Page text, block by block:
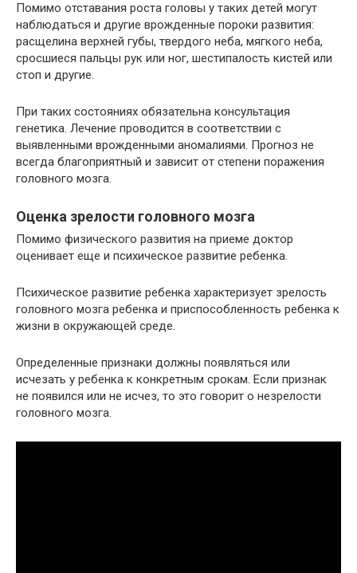
Помимо отставания роста головы у таких детей могут
наблюдаться и другие врожденные пороки развития:
расщелина верхней губы, твердого неба, мягкого неба,
сросшиеся пальцы рук или ног, шестипалость кистей или
стоп и другие.
При таких состояниях обязательна консультация
генетика. Лечение проводится в соответствии с
выявленными врожденными аномалиями. Прогноз не
всегда благоприятный и зависит от степени поражения
головного мозга.
Оценка зрелости головного мозга
Помимо физического развития на приеме доктор
оценивает еще и психическое развитие ребенка.
Психическое развитие ребенка характеризует зрелость
головного мозга ребенка и приспособленность ребенка к
жизни в окружающей среде.
Определенные признаки должны появляться или
исчезать у ребенка к конкретным срокам. Если признак
не появился или не исчез, то это говорит о незрелости
головного мозга.